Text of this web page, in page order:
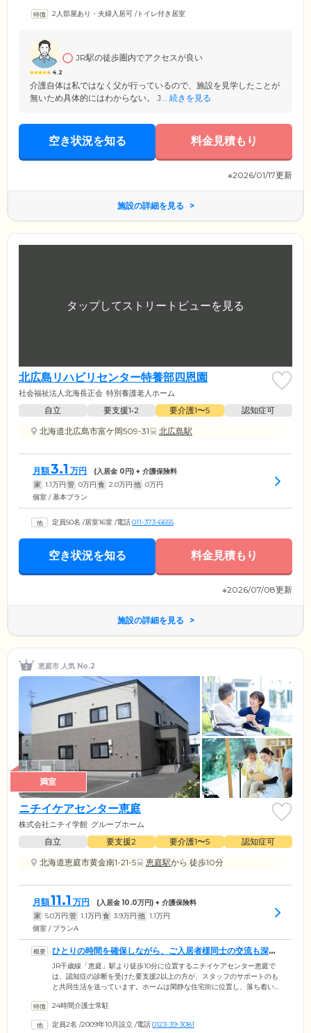
局などが集まっており、生活に便利です。お部屋の総床面積はすべて43
な大浴場を設置。心地よい湯船につかりながら、心身をリフレッシュし
ていただけます。
2人部屋あり・夫婦入居可 /トイレ付き居室
4.2
JR駅の徒歩圏内でアクセスが良い
介護自体は私ではなく父が行っているので、施設を見学したことが
無いため具体的にはわからない。 J... 続きを見る
空き状況を知る 料金見積もり
※2026/01/17更新
施設の詳細を見る
北広島リハビリセンター特養部四恩園
社会福祉法人北海長正会 特別養護老人ホーム
自立 要支援1•2 要介護1〜5
認知症可
北海道北広島市富ケ岡509-31
北広島駅
月額3.1 万円 (入居金 0円) + 介護保険料
家 1.1万円 管 0万円 食 2.0万円 他 0万円
個室 / 基本プラン
定員50名 /居室16室 /電話011-373-6655
空き状況を知る 料金見積もり
※2026/07/08更新
施設の詳細を見る
恵庭市 人気 No.2
満室
ニチイケアセンター恵庭
株式会社ニチイ学館 グループホーム
自立 要支援2 要介護1〜5
認知症可
北海道恵庭市黄金南1-21-5
恵庭駅から 徒歩10分
月額11.1 万円 (入居金10.0万円) + 介護保険料
家 5.0万円 管 1.1万円 食 3.9万円 他 1.1万円
個室 / プランA
ひとりの時間を確保しながら、ご入居者様同士の交流も深め
られる住まいです
JR千歳線「恵庭」駅より徒歩10分に位置するニチイケアセンター恵庭で
は、認知症の診断を受けた要支援2以上の方が、スタッフのサポートのも
と共同生活を送っています。ホームは閑静な住宅街に位置し、落ち着い
意しました。共有スペースであるリビング兼食堂は、みなさまが自然と
おしゃべりを楽しんだり、ご気分に合わせて自由にお過ごしください。
24時間介護士常駐
定員2名 /2009年10月設立 /電話0123-39-3081